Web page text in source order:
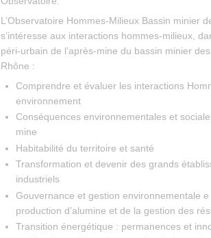
L’Observatoire Hommes-Milieux Bassin minier
s’intéresse aux interactions hommes-milieux,
péri-urbain de l’après-mine du bassin minier
Rhône :
Comprendre et évaluer les interactions
environnement
Conséquences environnementales et
mine
Habitabilité du territoire et santé
Transformation et devenir des grands
industriels
Gouvernance et gestion environnementale
production d’alumine et de la gestion des
Transition énergétique : permanences et